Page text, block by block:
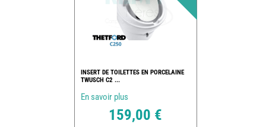
INSERT DE TOILETTES EN PORCELAINE
TWUSCH C2 ...
En savoir plus
159,00 €